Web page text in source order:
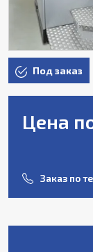
Под заказ
Цена
Заказ по